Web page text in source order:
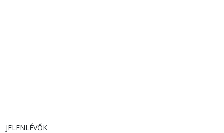
JELENLÉVŐK